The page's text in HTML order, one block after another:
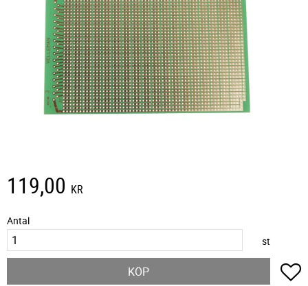
119,00 KR
Antal
st
KÖP